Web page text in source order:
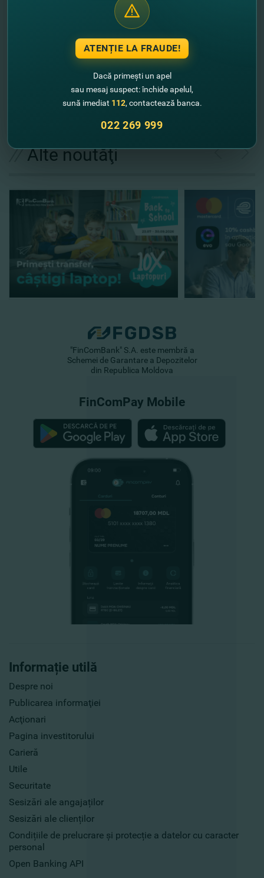
// Alte noutăţi
Informație utilă
Despre noi
Publicarea informaţiei
Acţionari
Pagina investitorului
Carieră
Utile
Securitate
Sesizări ale angajaților
Sesizări ale clienților
Condițiile de prelucrare și protecție a datelor cu caracter
personal
Open Banking API
"FinComBank" S.A. este membră a
Schemei de Garantare a Depozitelor
din Republica Moldova
FinComPay Mobile
ATENȚIE LA FRAUDE!
Dacă primești un apel
sau mesaj suspect: închide apelul,
sună imediat 112, contactează banca.
022 269 999